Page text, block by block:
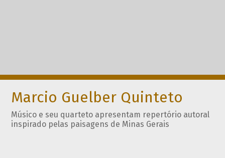
Marcio Guelber Quinteto
Músico e seu quarteto apresentam repertório autoral
inspirado pelas paisagens de Minas Gerais